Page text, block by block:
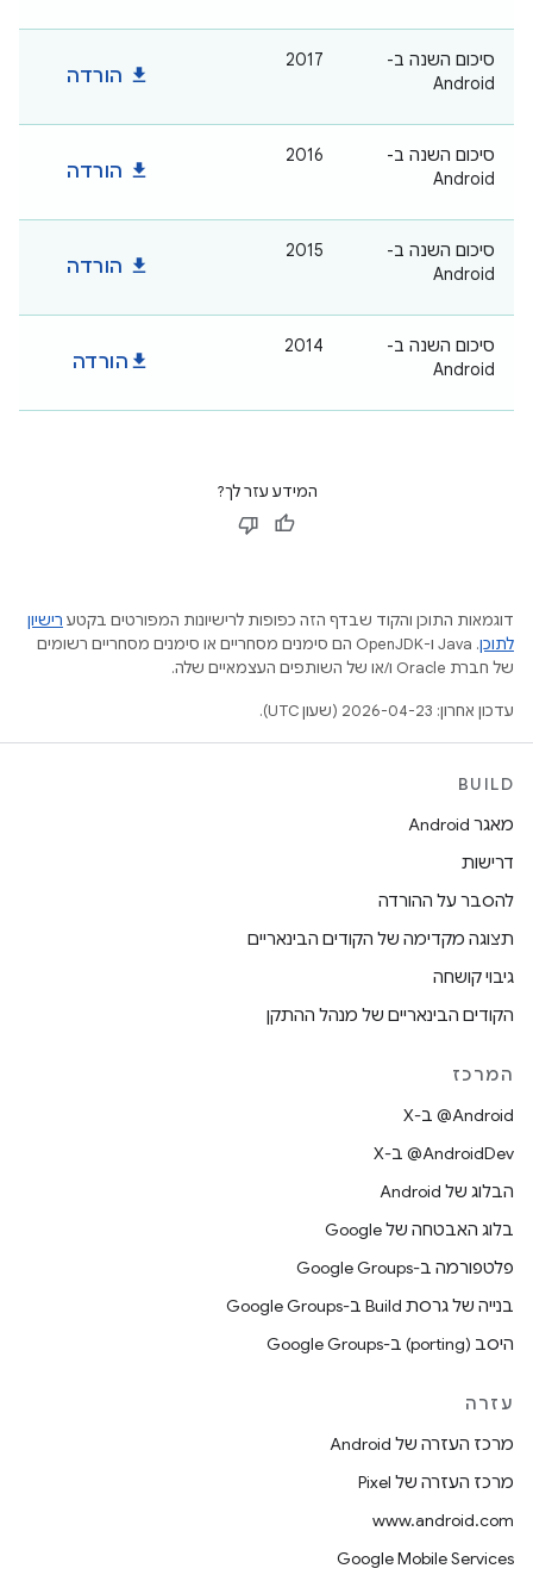
סיכום השנה ב-
Android
2017
download הורדה
סיכום השנה ב-
Android
2016
download הורדה
סיכום השנה ב-
Android
2015
download הורדה
סיכום השנה ב-
Android
2014
download הורדה
המידע עזר לך?
דוגמאות התוכן והקוד שבדף הזה כפופות לרישיונות המפורטים בקטע רישיון
לתוכן
.‏ Java ו-OpenJDK הם סימנים מסחריים או סימנים מסחריים רשומים
של חברת Oracle ו/או של השותפים העצמאיים שלה.
עדכון אחרון: 2026-04-23 (שעון UTC).
BUILD
מאגר Android
דרישות
להסבר על ההורדה
תצוגה מקדימה של הקודים הבינאריים
גיבוי קושחה
הקודים הבינאריים של מנהל ההתקן
המרכז
‫‎@Android ב-X
‫‎@AndroidDev ב-X
הבלוג של Android
בלוג האבטחה של Google
פלטפורמה ב-Google Groups
בנייה של גרסת Build ב-Google Groups
היסב (porting) ב-Google Groups
עזרה
מרכז העזרה של Android
מרכז העזרה של Pixel
www.android.com
Google Mobile Services